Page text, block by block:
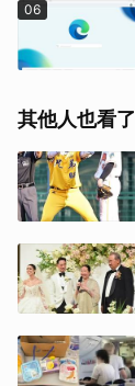
06
其他人也看了